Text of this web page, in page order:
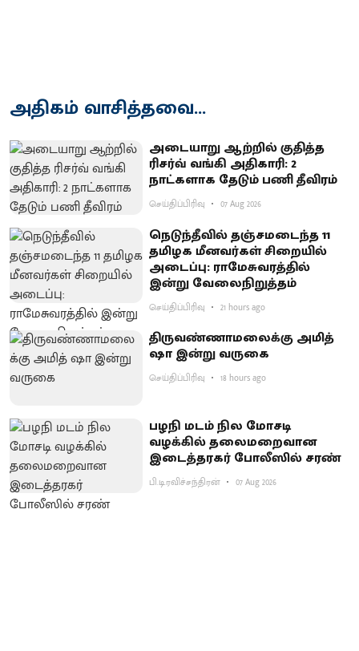
அதிகம் வாசித்தவை...
அடையாறு ஆற்றில் குதித்த
ரிசர்வ் வங்கி அதிகாரி: 2
நாட்களாக தேடும் பணி தீவிரம்
செய்திப்பிரிவு 07 Aug 2026
நெடுந்தீவில் தஞ்சமடைந்த 11
தமிழக மீனவர்கள் சிறையில்
அடைப்பு: ராமேசுவரத்தில்
இன்று வேலைநிறுத்தம்
செய்திப்பிரிவு 21 hours ago
திருவண்ணாமலைக்கு அமித்
ஷா இன்று வருகை
செய்திப்பிரிவு 18 hours ago
பழநி மடம் நில மோசடி
வழக்கில் தலைமறைவான
இடைத்தரகர் போலீஸில் சரண்
பி.டி.ரவிச்சந்திரன் 07 Aug 2026